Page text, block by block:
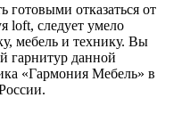
отказаться от
loft, следует умело
мебель и технику. Вы
гарнитур данной
«Гармония Мебель» в